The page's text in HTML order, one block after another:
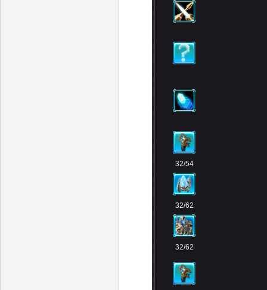
32/54
32/62
32/62